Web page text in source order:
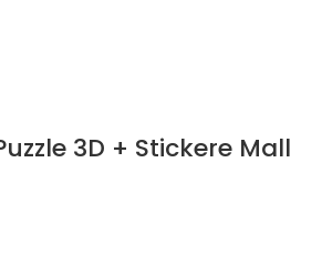
3D + Stickere Mall